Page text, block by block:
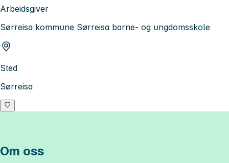
Arbeidsgiver
Sørreisa kommune Sørreisa barne- og ungdomsskole
Sted
Sørreisa
Om oss